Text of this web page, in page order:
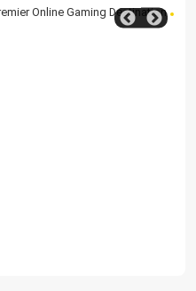
Online Gaming Destination